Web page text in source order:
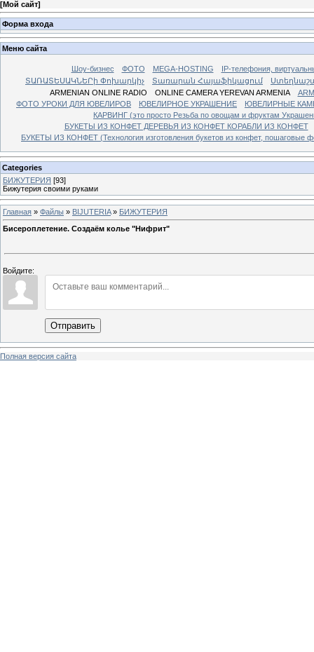
[Мой сайт]
Форма входа
Меню сайта
Шоу-бизнес ФОТО MEGA-HOSTING
IP-телефония,
ՏԱՌԱՏԵՍԱԿՆԵՐի Փոխարկիչ
Տառարան Հայաֆիկացում
ARMENIAN ONLINE RADIO
ONLINE CAMERA YEREVAN ARMENIA
ФОТО УРОКИ ДЛЯ ЮВЕЛИРОВ
ЮВЕЛИРНОЕ УКРАШЕНИЕ
ЮВЕЛИРНЫЕ
КАРВИНГ (это просто Резьба по овощам и фруктам
БУКЕТЫ ИЗ КОНФЕТ ДЕРЕВЬЯ ИЗ КОНФЕТ КОРАБЛИ ИЗ КОНФЕТ
БУКЕТЫ ИЗ КОНФЕТ (Технология изготовления букетов из конфет, пошаговые
Categories
БИЖУТЕРИЯ [93]
Бижутерия своими руками
Главная » Файлы » BIJUTERIA» БИЖУТЕРИЯ
Бисероплетение. Создаём колье "Нифрит"
Войдите:
Отправить
Полная версия сайта